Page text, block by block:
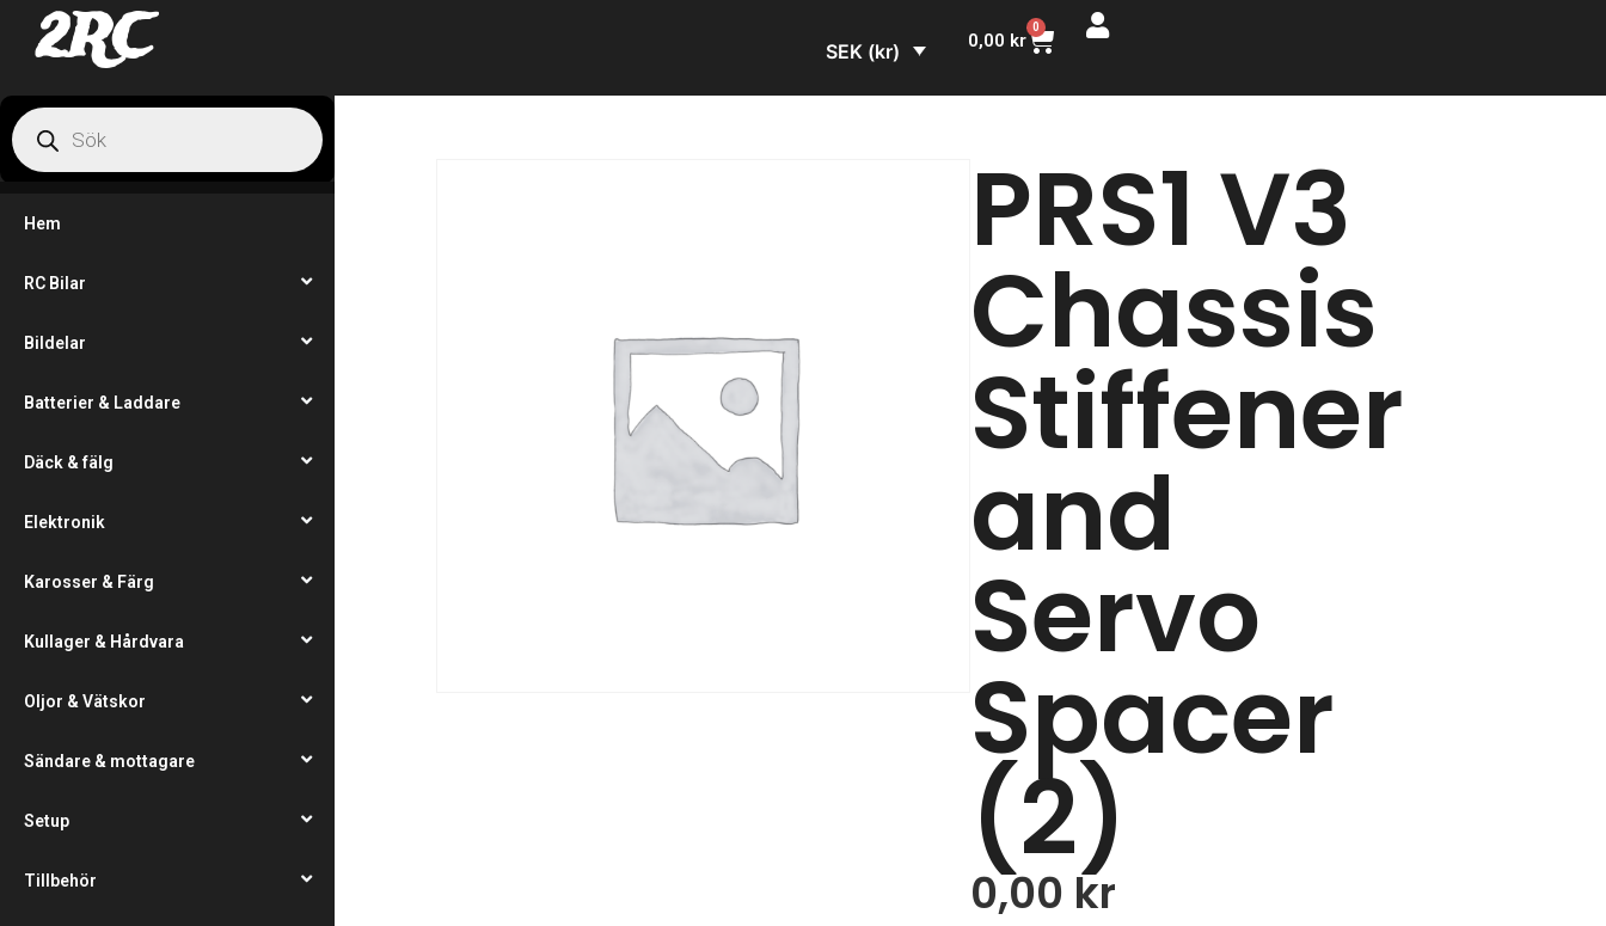
2RC SEK (kr) 0,00 kr
0
Hem
RC Bilar
Bildelar
Batterier & Laddare
Däck & fälg
Elektronik
Karosser & Färg
Kullager & Hårdvara
Oljor & Vätskor
Sändare & mottagare
Setup
Tillbehör
PRS1 V3
Chassis
Stiffener
and
Servo
Spacer
(2)
0,00 kr